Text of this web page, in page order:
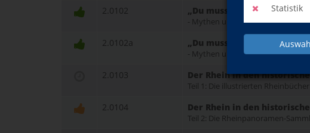
Statistik
2.0102 „Du musst doch sicher viel
- Mythen und Möglichkeiten im
2.0102a „Du musst doch sicher viel
- Mythen und Möglichkeiten im
2.0103 Der Rhein in den
Teil 1: Die illustrierten
2.0104 Der Rhein in den
Teil 2: Die Rheinpanoramen-